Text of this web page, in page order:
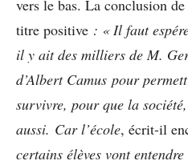
vers le bas. La conclusion
titre positive : « Il faut
il y ait des milliers de M.
d’Albert Camus pour
survivre, pour que la
aussi. Car l’école, écrit-il
certains élèves vont